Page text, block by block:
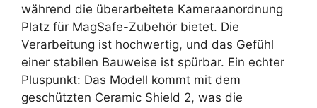
während die überarbeitete Kameraanordnung
Platz für MagSafe-Zubehör bietet. Die
Verarbeitung ist hochwertig, und das Gefühl
einer stabilen Bauweise ist spürbar. Ein echter
Pluspunkt: Das Modell kommt mit dem
geschützten Ceramic Shield 2, was die